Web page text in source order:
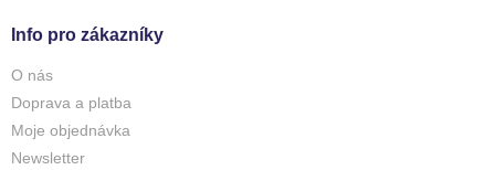
Info pro zákazníky
O nás
Doprava a platba
Moje objednávka
Newsletter